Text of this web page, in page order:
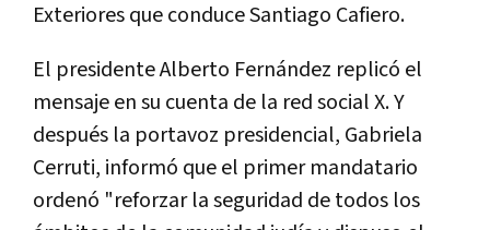
Exteriores que conduce Santiago Cafiero.
El presidente Alberto Fernández replicó el
mensaje en su cuenta de la red social X. Y
después la portavoz presidencial, Gabriela
Cerruti, informó que el primer mandatario
ordenó "reforzar la seguridad de todos los